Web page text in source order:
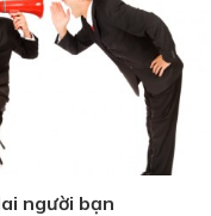
người bạn